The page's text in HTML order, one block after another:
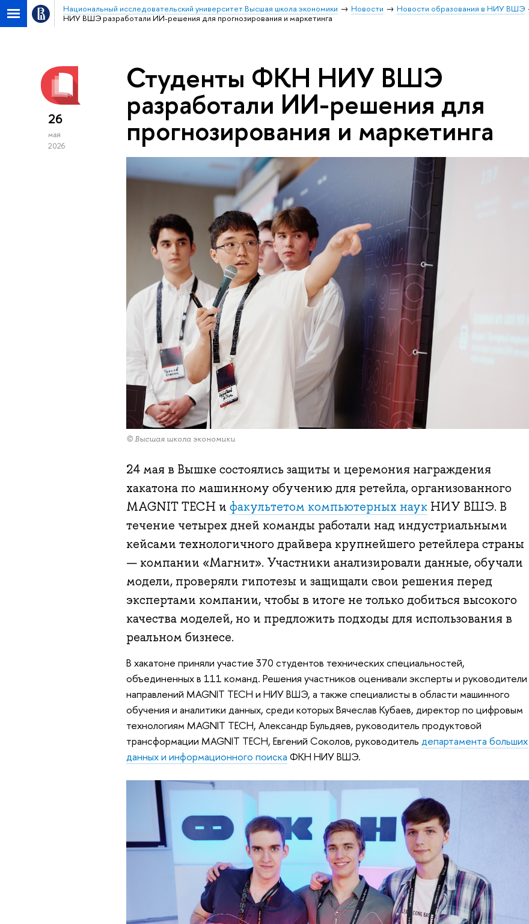
Национальный исследовательский университет Высшая школа экономики Новости Новости образования в НИУ ВШЭ
НИУ ВШЭ разработали ИИ-решения для прогнозирования и маркетинга
26
мая
2026
Студенты ФКН НИУ ВШЭ
разработали ИИ-решения для
прогнозирования и маркетинга
© Высшая школа экономики
24 мая в Вышке состоялись защиты и церемония награждения
хакатона по машинному обучению для ретейла, организованного
MAGNIT TECH и факультетом компьютерных наукНИУ ВШЭ. В
течение четырех дней команды работали над индустриальными
кейсами технологичного драйвера крупнейшего ретейлера страны
— компании «Магнит». Участники анализировали данные, обучали
модели, проверяли гипотезы и защищали свои решения перед
экспертами компании, чтобы в итоге не только добиться высокого
качества моделей, но и предложить подходы для использования в
реальном бизнесе.
В хакатоне приняли участие 370 студентов технических специальностей,
объединенных в 111 команд. Решения участников оценивали эксперты и руководители
направлений MAGNIT TECH и НИУ ВШЭ, а также специалисты в области машинного
обучения и аналитики данных, среди которых Вячеслав Кубаев, директор по цифровым
технологиям MAGNIT TECH, Александр Бульдяев, руководитель продуктовой
трансформации MAGNIT TECH, Евгений Соколов, руководитель департамента больших
данных и информационного поиска ФКН НИУ ВШЭ.